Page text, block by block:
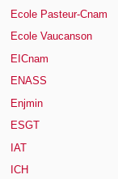
Ecole Pasteur-Cnam
Ecole Vaucanson
EICnam
ENASS
Enjmin
ESGT
IAT
ICH